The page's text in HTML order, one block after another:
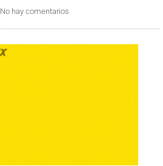
No hay comentarios